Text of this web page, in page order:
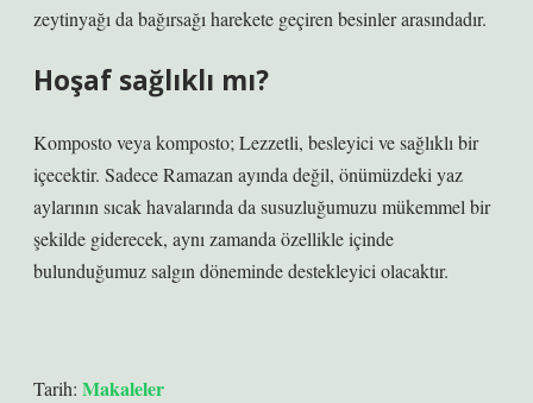
zeytinyağı da bağırsağı harekete geçiren besinler arasındadır.
Hoşaf sağlıklı mı?
Komposto veya komposto; Lezzetli, besleyici ve sağlıklı bir
içecektir. Sadece Ramazan ayında değil, önümüzdeki yaz
aylarının sıcak havalarında da susuzluğumuzu mükemmel bir
şekilde giderecek, aynı zamanda özellikle içinde
bulunduğumuz salgın döneminde destekleyici olacaktır.
Tarih: Makaleler